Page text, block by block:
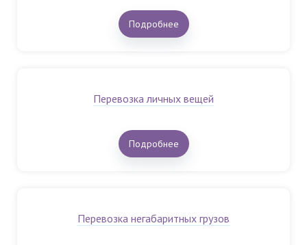
Подробнее
Перевозка личных вещей
Подробнее
Перевозка негабаритных грузов